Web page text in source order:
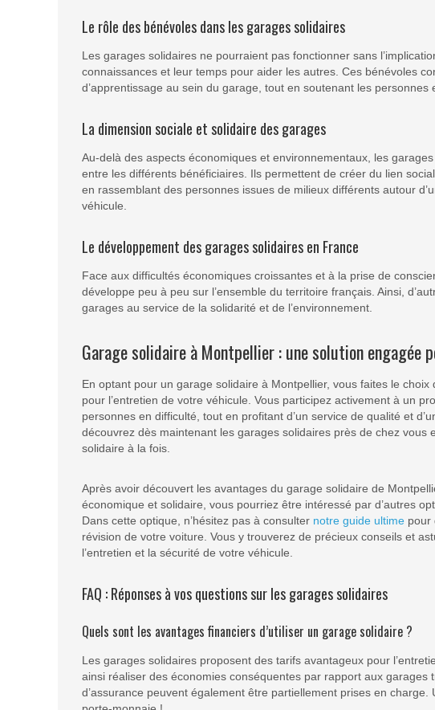
Le rôle des bénévoles dans les garages solidaires
Les garages solidaires ne pourraient pas fonctionner sans
connaissances et leur temps pour aider les autres. Ces bénévoles
d’apprentissage au sein du garage, tout en soutenant les personnes
La dimension sociale et solidaire des garages
Au-delà des aspects économiques et environnementaux, les
entre les différents bénéficiaires. Ils permettent de créer du lien
en rassemblant des personnes issues de milieux différents autour
véhicule.
Le développement des garages solidaires en France
Face aux difficultés économiques croissantes et à la prise de
développe peu à peu sur l’ensemble du territoire français. Ainsi,
garages au service de la solidarité et de l’environnement.
Garage solidaire à Montpellier : une solution engagée
En optant pour un garage solidaire à Montpellier, vous faites le
pour l’entretien de votre véhicule. Vous participez activement à un
personnes en difficulté, tout en profitant d’un service de qualité et
découvrez dès maintenant les garages solidaires près de chez
solidaire à la fois.
Après avoir découvert les avantages du garage solidaire de
économique et solidaire, vous pourriez être intéressé par d’autres
Dans cette optique, n’hésitez pas à consulter notre guide ultime pour
révision de votre voiture. Vous y trouverez de précieux conseils et
l’entretien et la sécurité de votre véhicule.
FAQ : Réponses à vos questions sur les garages solidaires
Quels sont les avantages financiers d’utiliser un garage solidaire ?
Les garages solidaires proposent des tarifs avantageux pour
ainsi réaliser des économies conséquentes par rapport aux garages
d’assurance peuvent également être partiellement prises en